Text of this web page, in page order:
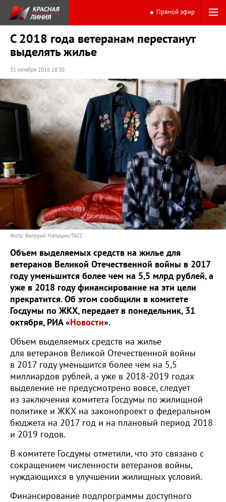
Прямой эфир
С 2018 года ветеранам перестанут
выделять жилье
31 октября 2016 18:30
Фото: Валерий Матыцин/ТАСС
Объем выделяемых средств на жилье для
ветеранов Великой Отечественной войны в 2017
году уменьшится более чем на 5,5 млрд рублей, а
уже в 2018 году финансирование на эти цели
прекратится. Об этом сообщили в комитете
Госдумы по ЖКХ, передает в понедельник, 31
октября, РИА «Новости».
Объем выделяемых средств на жилье
для ветеранов Великой Отечественной войны
в 2017 году уменьшится более чем на 5,5
миллиардов рублей, а уже в 2018-2019 годах
выделение не предусмотрено вовсе, следует
из заключения комитета Госдумы по жилищной
политике и ЖКХ на законопроект о федеральном
бюджета на 2017 год и на плановый период 2018
и 2019 годов.
В комитете Госдумы отметили, что это связано с
сокращением численности ветеранов войны,
нуждающихся в улучшении жилищных условий.
Финансирование подпрограммы доступного